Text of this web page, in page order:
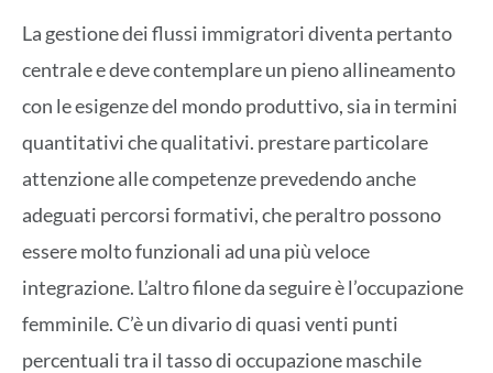
La gestione dei flussi immigratori diventa pertanto
centrale e deve contemplare un pieno allineamento
con le esigenze del mondo produttivo, sia in termini
quantitativi che qualitativi. prestare particolare
attenzione alle competenze prevedendo anche
adeguati percorsi formativi, che peraltro possono
essere molto funzionali ad una più veloce
integrazione. L’altro filone da seguire è l’occupazione
femminile. C’è un divario di quasi venti punti
percentuali tra il tasso di occupazione maschile